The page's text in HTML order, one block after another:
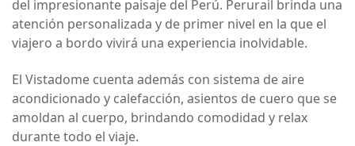
del impresionante paisaje del Perú. Perurail brinda una
atención personalizada y de primer nivel en la que el
viajero a bordo vivirá una experiencia inolvidable.
El Vistadome cuenta además con sistema de aire
acondicionado y calefacción, asientos de cuero que se
amoldan al cuerpo, brindando comodidad y relax
durante todo el viaje.